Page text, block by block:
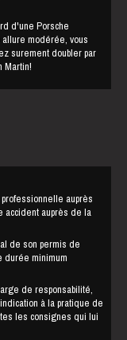
d'une Porsche
modérée, vous
surement doubler par
auprès
accident auprès de la
de son permis de
minimum
de responsabilité,
à la pratique de
les consignes qui lui